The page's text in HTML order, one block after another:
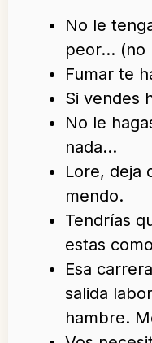
No le
peor… (no
Fumar te
Si vendes
No le
nada…
Lore, deja
mendo.
Tendrías
estas
Esa
salida
hambre.